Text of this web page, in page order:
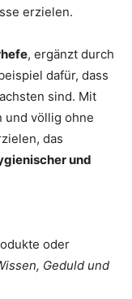
erzielen.
, ergänzt durch
dafür, dass
sind. Mit
und völlig ohne
das
und
oder
Geduld und